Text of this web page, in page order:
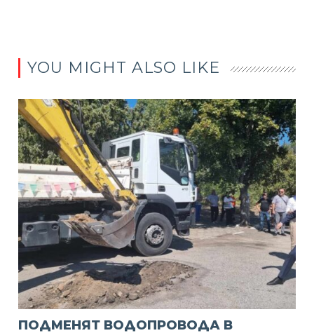
YOU MIGHT ALSO LIKE
ПОДМЕНЯТ ВОДОПРОВОДА В